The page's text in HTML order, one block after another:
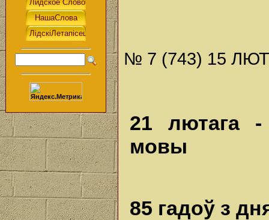
№ 7 (743) 15
21 лютага
мовы
85 гадоў з